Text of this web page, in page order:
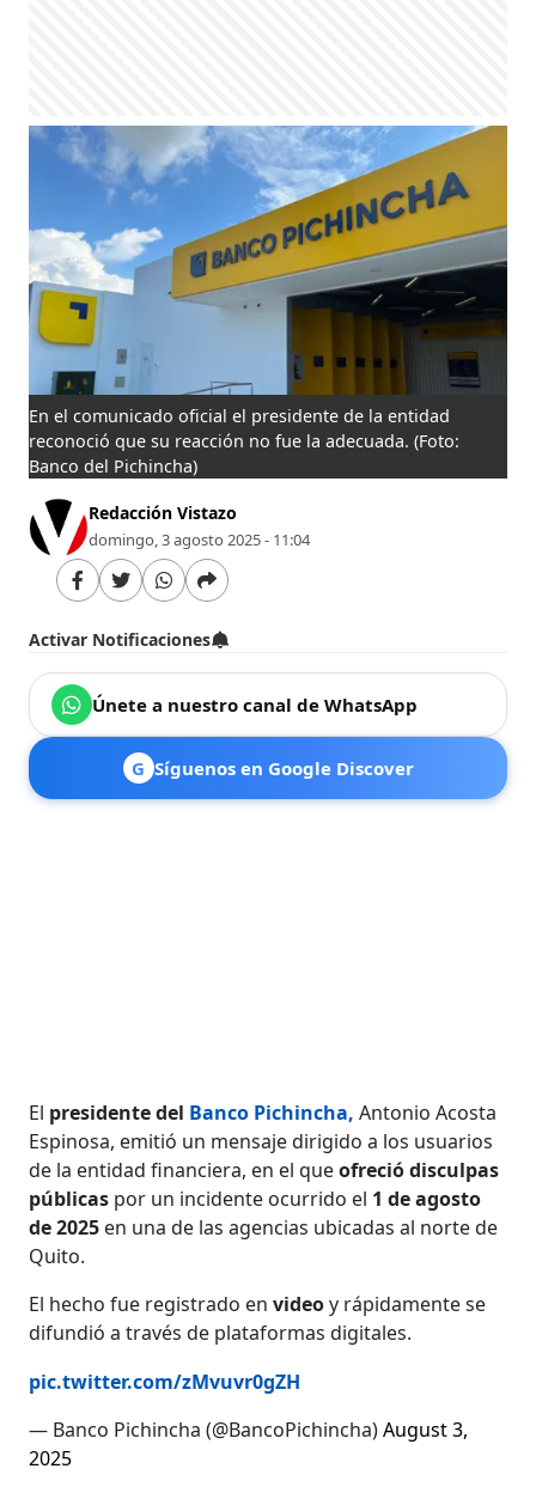
En el comunicado oficial el presidente de la entidad
reconoció que su reacción no fue la adecuada. (Foto:
Banco del Pichincha)
Redacción Vistazo
domingo, 3 agosto 2025 - 11:04
Activar Notificaciones
Únete a nuestro canal de WhatsApp
G Síguenos en Google Discover
El presidente del Banco Pichincha, Antonio Acosta
Espinosa, emitió un mensaje dirigido a los usuarios
de la entidad financiera, en el queofreció disculpas
públicas por un incidente ocurrido el 1 de agosto
de 2025 en una de las agencias ubicadas al norte de
Quito.
El hecho fue registrado en videoy rápidamente se
difundió a través de plataformas digitales.
pic.twitter.com/zMvuvr0gZH
— Banco Pichincha (@BancoPichincha)August 3,
2025